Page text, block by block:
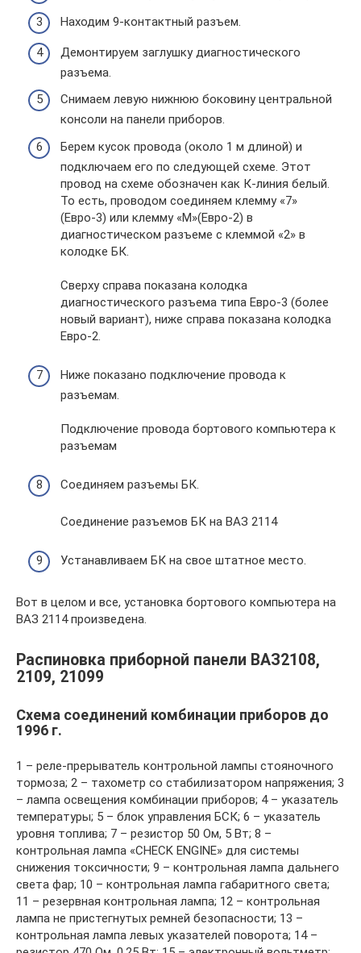
Находим 9-контактный разъем.
Демонтируем заглушку диагностического
разъема.
Снимаем левую нижнюю боковину центральной
консоли на панели приборов.
Берем кусок провода (около 1 м длиной) и
подключаем его по следующей схеме. Этот
провод на схеме обозначен как К-линия белый.
То есть, проводом соединяем клемму «7»
(Евро-3) или клемму «М»(Евро-2) в
диагностическом разъеме с клеммой «2» в
колодке БК.
Сверху справа показана колодка
диагностического разъема типа Евро-3 (более
новый вариант), ниже справа показана колодка
Евро-2.
Ниже показано подключение провода к
разъемам.
Подключение провода бортового компьютера к
разъемам
Соединяем разъемы БК.
Соединение разъемов БК на ВАЗ 2114
Устанавливаем БК на свое штатное место.
Вот в целом и все, установка бортового компьютера на
ВАЗ 2114 произведена.
Распиновка приборной панели ВАЗ2108,
2109, 21099
Схема соединений комбинации приборов до
1996 г.
1 – реле-прерыватель контрольной лампы стояночного
тормоза; 2 – тахометр со стабилизатором напряжения; 3
– лампа освещения комбинации приборов; 4 – указатель
температуры; 5 – блок управления БСК; 6 – указатель
уровня топлива; 7 – резистор 50 Ом, 5 Вт; 8 –
контрольная лампа «CHECK ENGINE» для системы
снижения токсичности; 9 – контрольная лампа дальнего
света фар; 10 – контрольная лампа габаритного света;
11 – резервная контрольная лампа; 12 – контрольная
лампа не пристегнутых ремней безопасности; 13 –
контрольная лампа левых указателей поворота; 14 –